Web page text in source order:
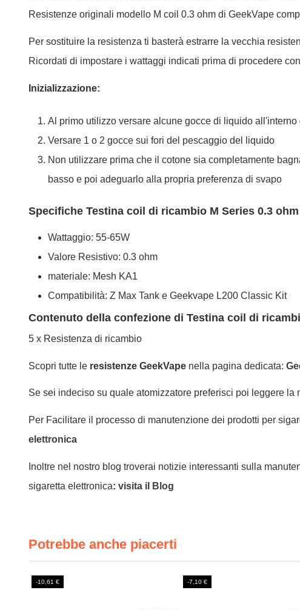
Resistenze originali modello M coil 0.3 ohm di GeekVape
Per sostituire la resistenza ti basterà estrarre la vecchia
Ricordati di impostare i wattaggi indicati prima di procedere
Inizializzazione:
Al primo utilizzo versare alcune gocce di liquido
Versare 1 o 2 gocce sui fori del pescaggio del liquido
Non utilizzare prima che il cotone sia completamente
basso e poi adeguarlo alla propria preferenza di svapo
Specifiche Testina coil di ricambio M Series 0.3 ohm
Wattaggio: 55-65W
Valore Resistivo: 0.3 ohm
materiale: Mesh KA1
Compatibilità: Z Max Tank e Geekvape L200 Classic Kit
Contenuto della confezione di Testina coil di
5 x Resistenza di ricambio
Scopri tutte le resistenze GeekVape nella pagina dedicata:
Se sei indeciso su quale atomizzatore preferisci poi leggere la
Per Facilitare il processo di manutenzione dei prodotti per
elettronica
Inoltre nel nostro blog troverai notizie interessanti sulla
sigaretta elettronica: visita il Blog
Potrebbe anche piacerti
-10,61 € -7,10 €